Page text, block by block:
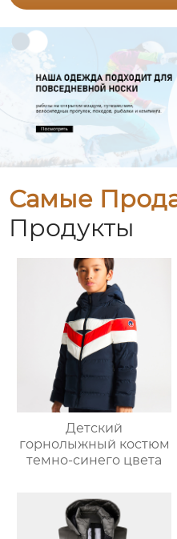
Самые
Продукты
Детский
горнолыжный костюм
темно-синего цвета